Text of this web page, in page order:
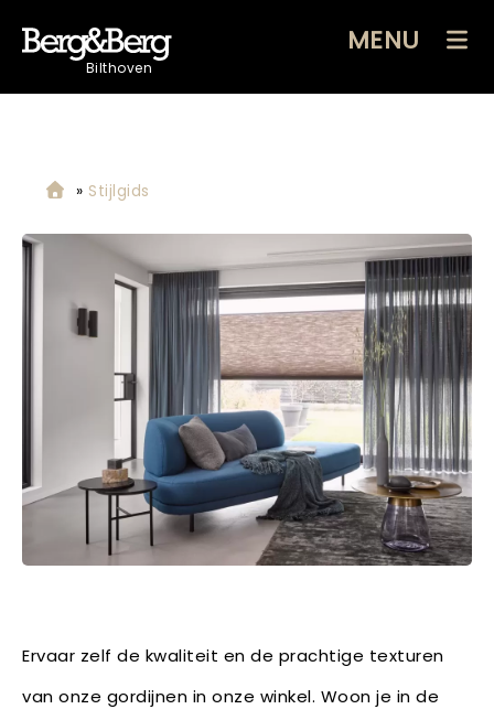
Bilthoven
MENU
» Stijlgids
Ervaar zelf de kwaliteit en de prachtige texturen
van onze gordijnen in onze winkel. Woon je in de